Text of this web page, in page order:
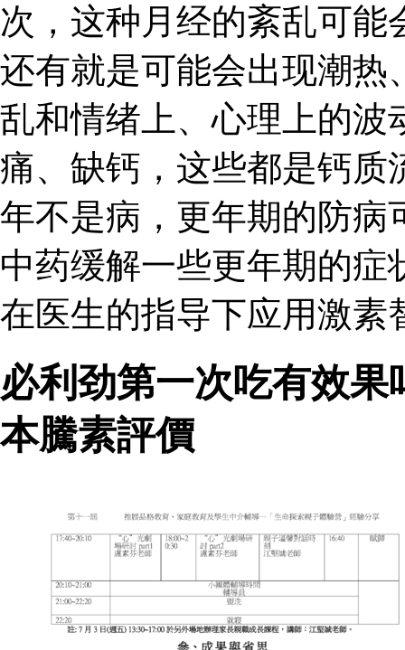
次，这种月经的紊乱可
还有就是可能会出现潮热
乱和情绪上、心理上的波
痛、缺钙，这些都是钙质
年不是病，更年期的防病
中药缓解一些更年期的
在医生的指导下应用激素
必利劲第一次吃有效
本騰素評價